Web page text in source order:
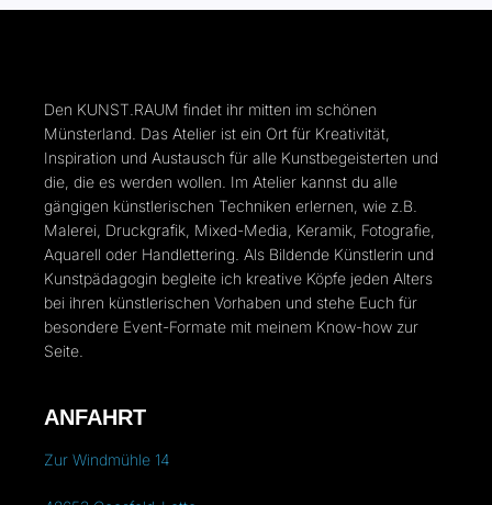
Den KUNST.RAUM findet ihr mitten im schönen
Münsterland. Das Atelier ist ein Ort für Kreativität,
Inspiration und Austausch für alle Kunstbegeisterten und
die, die es werden wollen. Im Atelier kannst du alle
gängigen künstlerischen Techniken erlernen, wie z.B.
Malerei, Druckgrafik, Mixed-Media, Keramik, Fotografie,
Aquarell oder Handlettering. Als Bildende Künstlerin und
Kunstpädagogin begleite ich kreative Köpfe jeden Alters
bei ihren künstlerischen Vorhaben und stehe Euch für
besondere Event-Formate mit meinem Know-how zur
Seite.
ANFAHRT
Zur Windmühle 14